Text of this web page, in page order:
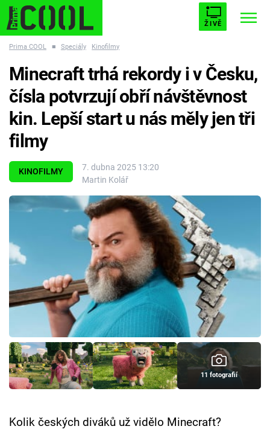
ŽIVĚ
ESCAPE PLNEJ KOTEL AVENGERS 5
Témata
Filmy
Hry
Cool Esport
Pořady
TV Program
Sledujte prima+
Prima COOL ■ Speciály Kinofilmy
KINOFILMY
7. dubna 2025 13:20
Martin Kolář
Minecraft trhá rekordy i v Česku,
čísla potvrzují obří návštěvnost
kin. Lepší start u nás měly jen tři
filmy
11 fotografií
Kolik českých diváků už vidělo Minecraft?